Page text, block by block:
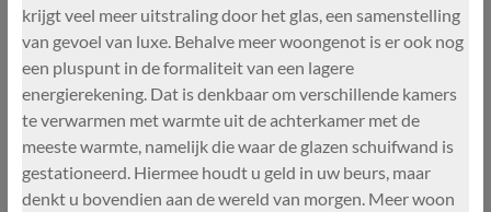
krijgt veel meer uitstraling door het glas, een samenstelling
van gevoel van luxe. Behalve meer woongenot is er ook nog
een pluspunt in de formaliteit van een lagere
energierekening. Dat is denkbaar om verschillende kamers
te verwarmen met warmte uit de achterkamer met de
meeste warmte, namelijk die waar de glazen schuifwand is
gestationeerd. Hiermee houdt u geld in uw beurs, maar
denkt u bovendien aan de wereld van morgen. Meer woon